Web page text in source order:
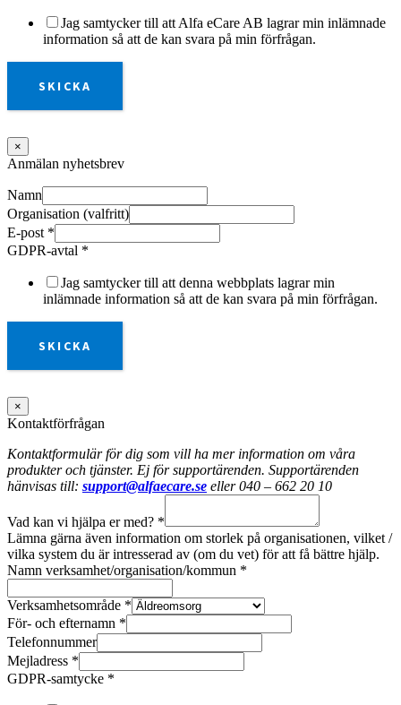
Jag samtycker till att Alfa eCare AB lagrar min inlämnade
information så att de kan svara på min förfrågan.
SKICKA
×
Anmälan nyhetsbrev
Namn
Organisation (valfritt)
E-post *
GDPR-avtal *
Jag samtycker till att denna webbplats lagrar min
inlämnade information så att de kan svara på min förfrågan.
SKICKA
×
Kontaktförfrågan
Kontaktformulär för dig som vill ha mer information om våra
produkter och tjänster. Ej för supportärenden. Supportärenden
hänvisas till: support@alfaecare.se eller 040 – 662 20 10
Vad kan vi hjälpa er med? *
Lämna gärna även information om storlek på organisationen, vilket /
vilka system du är intresserad av (om du vet) för att få bättre hjälp.
Namn verksamhet/organisation/kommun *
Verksamhetsområde *
För- och efternamn *
Telefonnummer
Mejladress *
GDPR-samtycke *